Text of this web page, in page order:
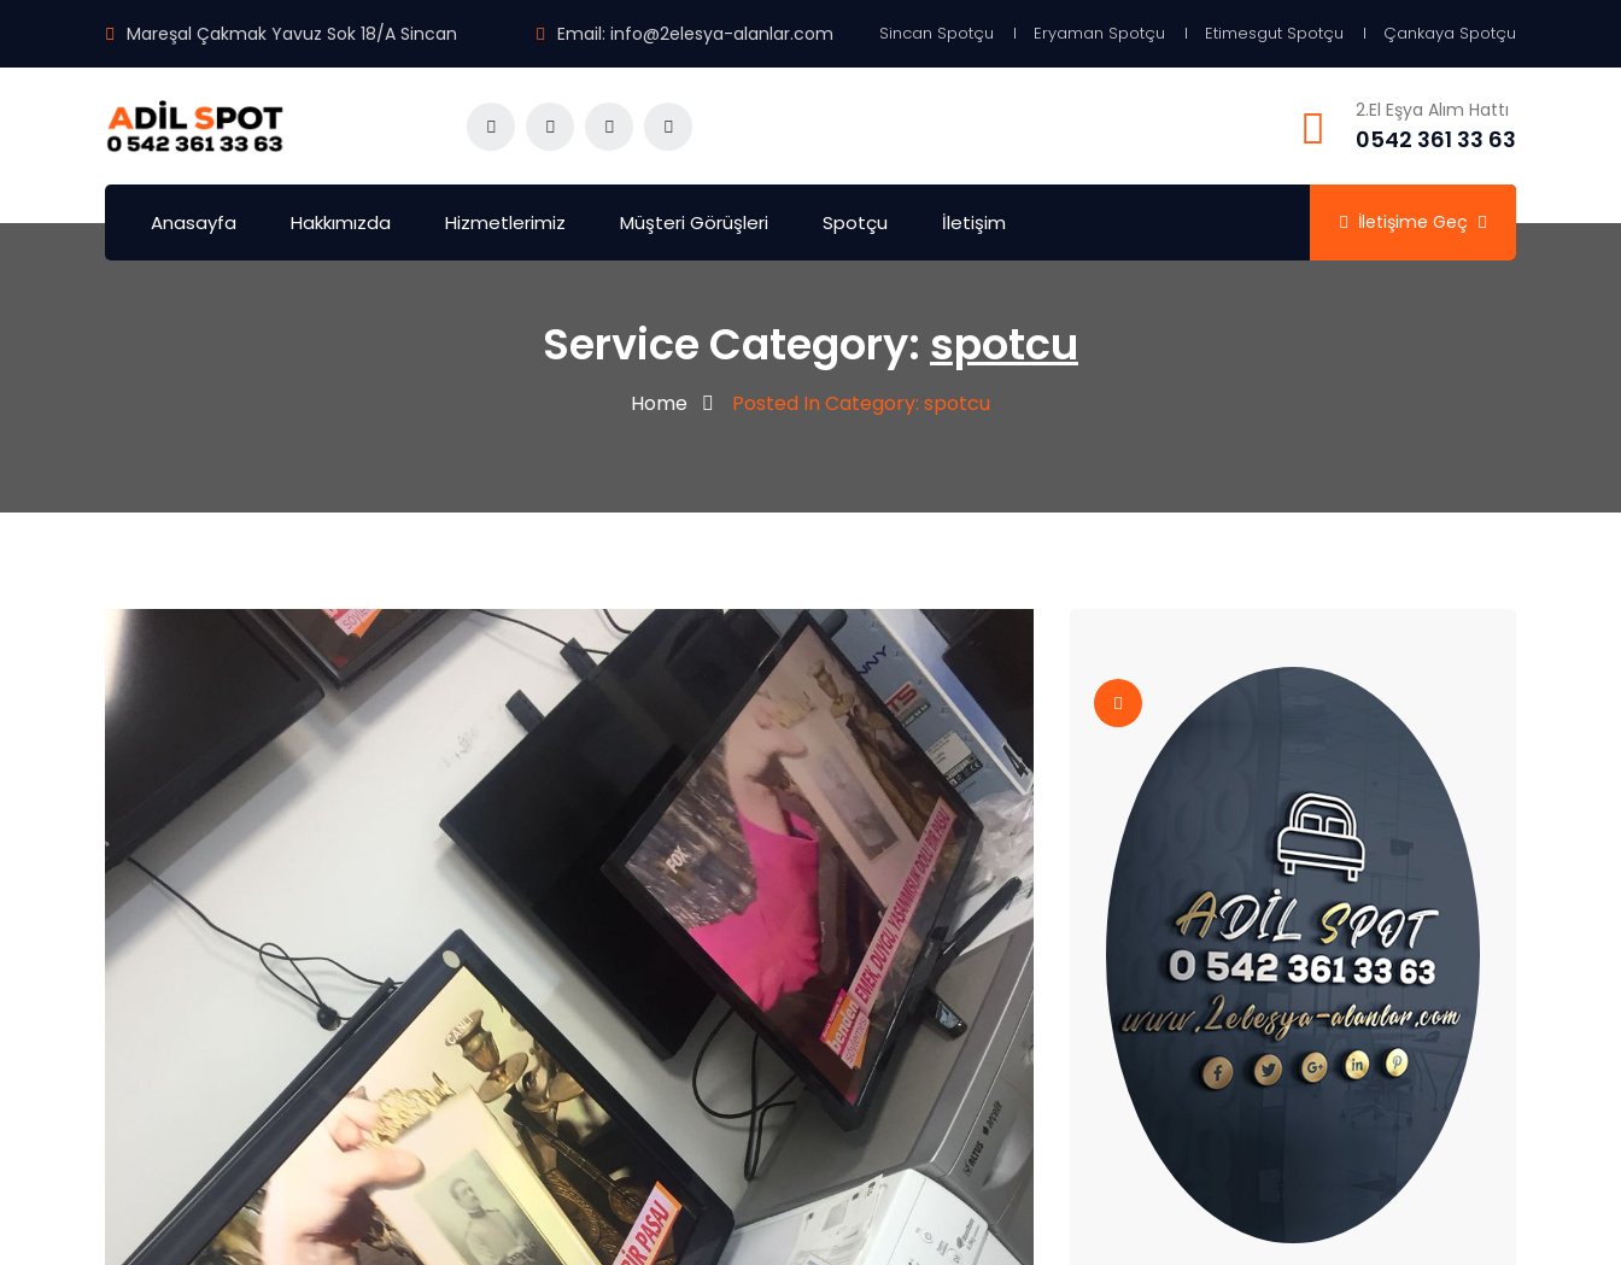
Mareşal Çakmak Yavuz Sok 18/A Sincan Email: info@2elesya-alanlar.com Sincan Spotçu Eryaman Spotçu Etimesgut Spotçu Çankaya Spotçu
2.El Eşya Alım Hattı
0542 361 33 63
Anasayfa Hakkımızda Hizmetlerimiz Müşteri Görüşleri Spotçu İletişim İletişime Geç
Service Category: spotcu
Home Posted In Category: spotcu